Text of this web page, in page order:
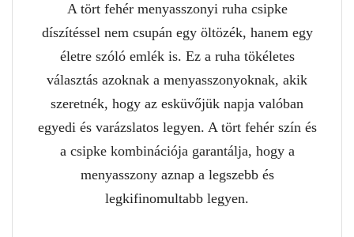
A tört fehér menyasszonyi ruha csipke
díszítéssel nem csupán egy öltözék, hanem egy
életre szóló emlék is. Ez a ruha tökéletes
választás azoknak a menyasszonyoknak, akik
szeretnék, hogy az esküvőjük napja valóban
egyedi és varázslatos legyen. A tört fehér szín és
a csipke kombinációja garantálja, hogy a
menyasszony aznap a legszebb és
legkifinomultabb legyen.